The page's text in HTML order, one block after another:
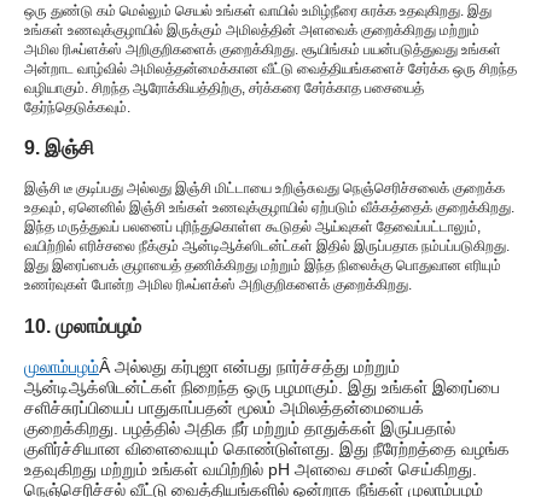
ஒரு துண்டு கம் மெல்லும் செயல் உங்கள் வாயில் உமிழ்நீரை சுரக்க உதவுகிறது. இது
உங்கள் உணவுக்குழாயில் இருக்கும் அமிலத்தின் அளவைக் குறைக்கிறது மற்றும்
அமில ரிஃப்ளக்ஸ் அறிகுறிகளைக் குறைக்கிறது. சூயிங்கம் பயன்படுத்துவது உங்கள்
அன்றாட வாழ்வில் அமிலத்தன்மைக்கான வீட்டு வைத்தியங்களைச் சேர்க்க ஒரு சிறந்த
வழியாகும். சிறந்த ஆரோக்கியத்திற்கு, சர்க்கரை சேர்க்காத பசையைத்
தேர்ந்தெடுக்கவும்.
9. இஞ்சி
இஞ்சி டீ குடிப்பது அல்லது இஞ்சி மிட்டாயை உறிஞ்சுவது நெஞ்செரிச்சலைக் குறைக்க
உதவும், ஏனெனில் இஞ்சி உங்கள் உணவுக்குழாயில் ஏற்படும் வீக்கத்தைக் குறைக்கிறது.
இந்த மருத்துவப் பலனைப் புரிந்துகொள்ள கூடுதல் ஆய்வுகள் தேவைப்பட்டாலும்,
வயிற்றில் எரிச்சலை நீக்கும் ஆன்டிஆக்ஸிடன்ட்கள் இதில் இருப்பதாக நம்பப்படுகிறது.
இது இரைப்பைக் குழாயைத் தணிக்கிறது மற்றும் இந்த நிலைக்கு பொதுவான எரியும்
உணர்வுகள் போன்ற அமில ரிஃப்ளக்ஸ் அறிகுறிகளைக் குறைக்கிறது.
10. முலாம்பழம்
முலாம்பழம்Â அல்லது கர்புஜா என்பது நார்ச்சத்து மற்றும்
ஆன்டிஆக்ஸிடன்ட்கள் நிறைந்த ஒரு பழமாகும். இது உங்கள் இரைப்பை
சளிச்சுரப்பியைப் பாதுகாப்பதன் மூலம் அமிலத்தன்மையைக்
குறைக்கிறது. பழத்தில் அதிக நீர் மற்றும் தாதுக்கள் இருப்பதால்
குளிர்ச்சியான விளைவையும் கொண்டுள்ளது. இது நீரேற்றத்தை வழங்க
உதவுகிறது மற்றும் உங்கள் வயிற்றில் pH அளவை சமன் செய்கிறது.
நெஞ்செரிச்சல் வீட்டு வைத்தியங்களில் ஒன்றாக நீங்கள் முலாம்பழம்